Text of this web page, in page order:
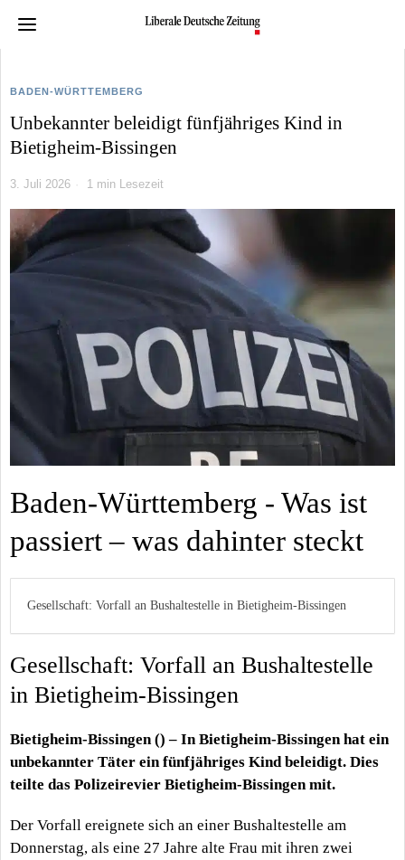
BADEN-WÜRTTEMBERG
Unbekannter beleidigt fünfjähriges Kind in
Bietigheim-Bissingen
3. Juli 2026 1 min Lesezeit
Baden-Württemberg - Was ist
passiert – was dahinter steckt
Gesellschaft: Vorfall an Bushaltestelle in Bietigheim-Bissingen
Gesellschaft: Vorfall an Bushaltestelle
in Bietigheim-Bissingen
Bietigheim-Bissingen () – In Bietigheim-Bissingen hat ein
unbekannter Täter ein fünfjähriges Kind beleidigt. Dies
teilte das Polizeirevier Bietigheim-Bissingen mit.
Der Vorfall ereignete sich an einer Bushaltestelle am
Donnerstag, als eine 27 Jahre alte Frau mit ihren zwei